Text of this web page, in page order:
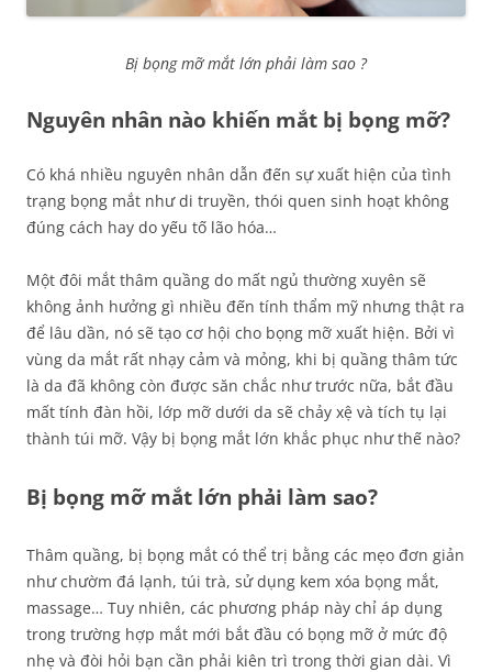
Bị bọng mỡ mắt lớn phải làm sao ?
Nguyên nhân nào khiến mắt bị bọng mỡ?
Có khá nhiều nguyên nhân dẫn đến sự xuất hiện của tình
trạng bọng mắt như di truyền, thói quen sinh hoạt không
đúng cách hay do yếu tố lão hóa…
Một đôi mắt thâm quầng do mất ngủ thường xuyên sẽ
không ảnh hưởng gì nhiều đến tính thẩm mỹ nhưng thật ra
để lâu dần, nó sẽ tạo cơ hội cho bọng mỡ xuất hiện. Bởi vì
vùng da mắt rất nhạy cảm và mỏng, khi bị quầng thâm tức
là da đã không còn được săn chắc như trước nữa, bắt đầu
mất tính đàn hồi, lớp mỡ dưới da sẽ chảy xệ và tích tụ lại
thành túi mỡ. Vậy bị bọng mắt lớn khắc phục như thế nào?
Bị bọng mỡ mắt lớn phải làm sao?
Thâm quầng, bị bọng mắt có thể trị bằng các mẹo đơn giản
như chườm đá lạnh, túi trà, sử dụng kem xóa bọng mắt,
massage… Tuy nhiên, các phương pháp này chỉ áp dụng
trong trường hợp mắt mới bắt đầu có bọng mỡ ở mức độ
nhẹ và đòi hỏi bạn cần phải kiên trì trong thời gian dài. Vì